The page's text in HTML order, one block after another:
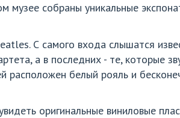
музее собраны уникальные
С самого входа слышатся
а в последних - те, которые
расположен белый рояль и
оригинальные виниловые